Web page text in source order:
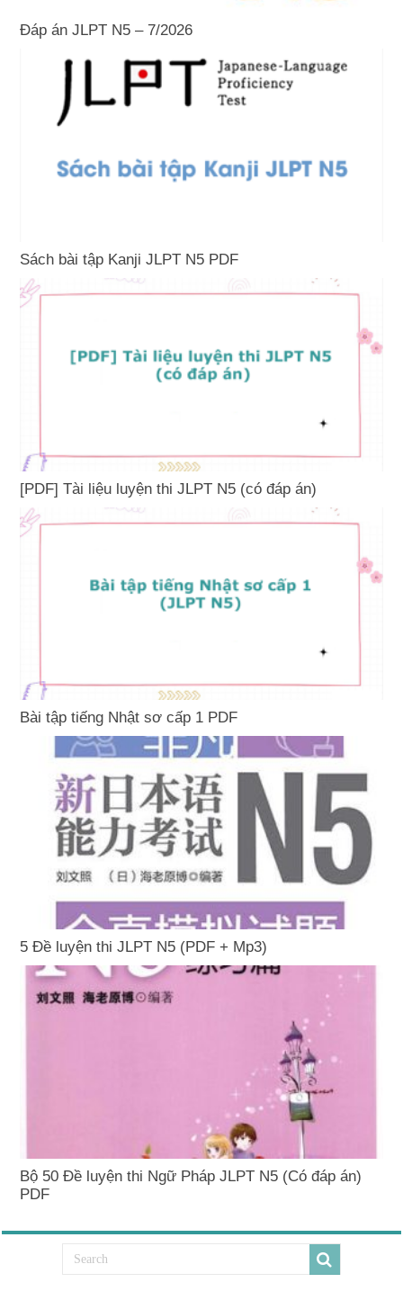
Đáp án JLPT N5 – 7/2026
Sách bài tập Kanji JLPT N5 PDF
[PDF] Tài liệu luyện thi JLPT N5 (có đáp án)
Bài tập tiếng Nhật sơ cấp 1 PDF
5 Đề luyện thi JLPT N5 (PDF + Mp3)
Bộ 50 Đề luyện thi Ngữ Pháp JLPT N5 (Có đáp án)
PDF